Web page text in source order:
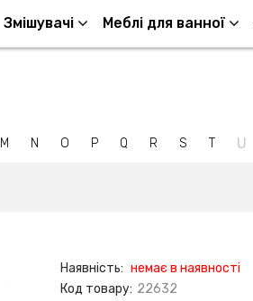
Змішувачі Меблі для ванної
M N O P Q R S T U
Наявність: немає в наявності
Код товару: 22632